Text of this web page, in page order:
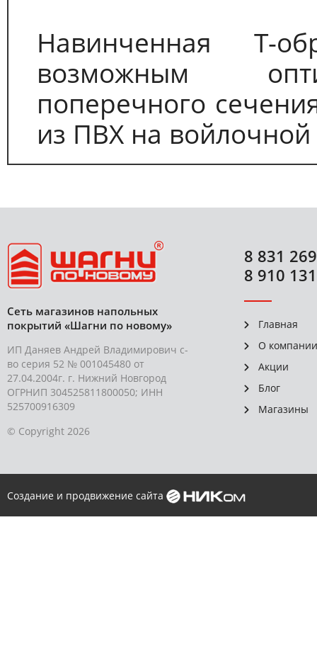
Навинченная Т-
возможным
поперечного
из ПВХ на войлочной
Сеть магазинов напольных
покрытий «Шагни по новому»
ИП Даняев Андрей Владимирович с-
во серия 52 № 001045480 от
27.04.2004г. г. Нижний Новгород
ОГРНИП 304525811800050; ИНН
525700916309
© Copyright 2026
8 831
8 910
Главная
О компании
Акции
Блог
Магазины
Создание и продвижение сайта